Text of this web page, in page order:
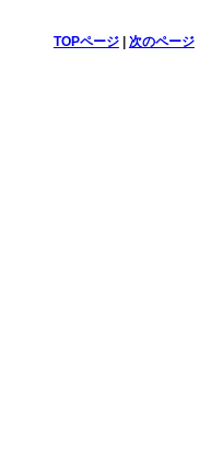
TOPページ| 次のページ